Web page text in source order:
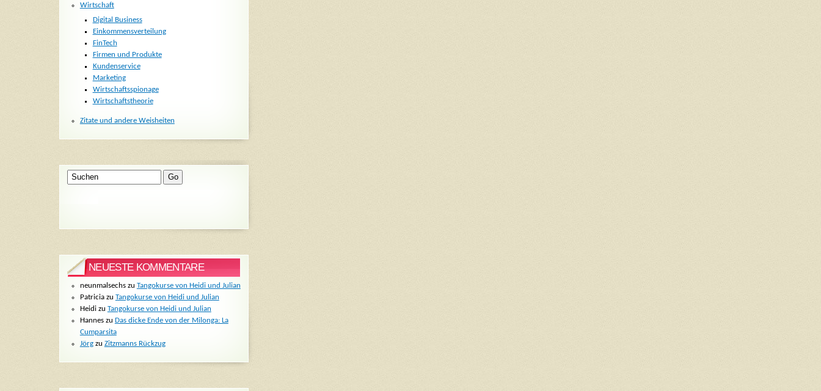
Wirtschaft
Digital Business
Einkommensverteilung
FinTech
Firmen und Produkte
Kundenservice
Marketing
Wirtschaftsspionage
Wirtschaftstheorie
Zitate und andere Weisheiten
NEUESTE KOMMENTARE
neunmalsechszu Tangokurse von Heidi und Julian
Patriciazu Tangokurse von Heidi und Julian
Heidizu Tangokurse von Heidi und Julian
Hanneszu Das dicke Ende von der Milonga: La
Cumparsita
Jörgzu Zitzmanns Rückzug